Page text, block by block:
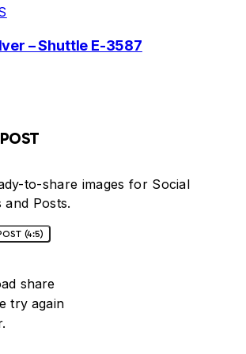
– Shuttle E-3587
to-share images for Social
and Posts.
(4:5)
share
try again